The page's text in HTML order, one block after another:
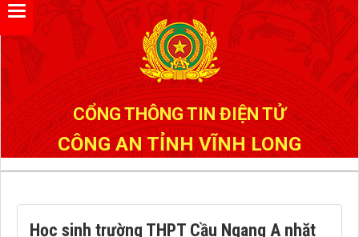
CỔNG THÔNG TIN ĐIỆN TỬ
CÔNG AN TỈNH VĨNH LONG
Học sinh trường THPT Cầu Ngang A nhặt